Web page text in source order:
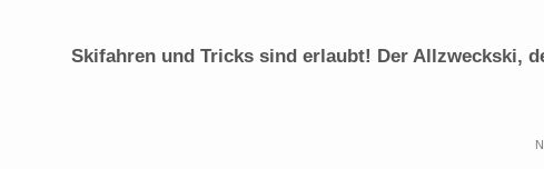
Skifahren und Tricks sind erlaubt! Der Allzweckski,